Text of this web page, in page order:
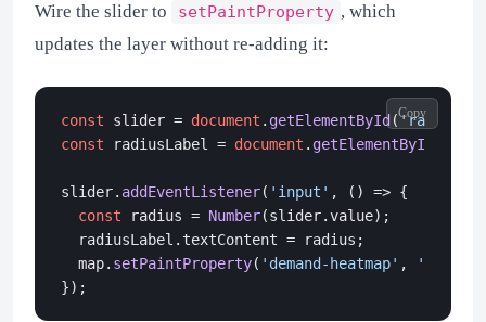
Wire the slider to setPaintProperty , which
updates the layer without re-adding it:
Copy
const slider = document . getElementById ('radius-
const radiusLabel = document . getElementById
slider. addEventListener( 'input' , () => {
const radius = Number(slider.value);
  radiusLabel.
textContent = radius;
  map.
setPaintProperty( 'demand-heatmap' ,